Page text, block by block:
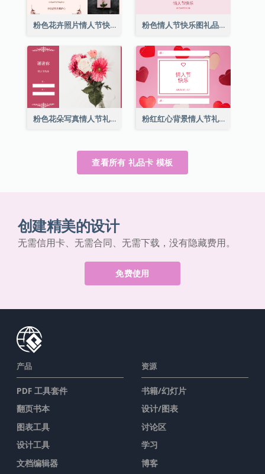
粉色花卉照片情人节快乐礼品卡 粉色情人节快乐图礼品卡
粉色花朵写真情人节礼品卡 粉红红心背景情人节礼品卡
查看所有 礼品卡 模板
创建精美的设计
无需信用卡、无需合同、无需下载，没有隐藏费用。
免费使用
产品
PDF 工具套件
翻页书本
图表工具
设计工具
文档编辑器
资源
书籍/幻灯片
设计/图表
讨论区
学习
博客